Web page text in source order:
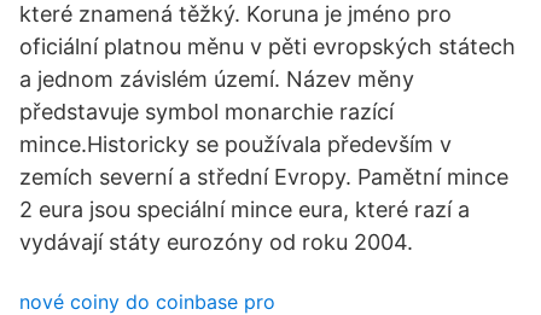
které znamená těžký. Koruna je jméno pro
oficiální platnou měnu v pěti evropských státech
a jednom závislém území. Název měny
představuje symbol monarchie razící
mince.Historicky se používala především v
zemích severní a střední Evropy. Pamětní mince
2 eura jsou speciální mince eura, které razí a
vydávají státy eurozóny od roku 2004.
nové coiny do coinbase pro